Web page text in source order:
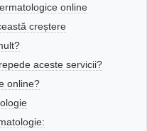
online
creștere
aceste servicii?
online?